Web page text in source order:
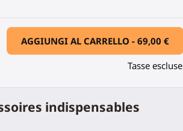
AGGIUNGI AL CARRELLO -69,00 €
Tasse escluse
indispensables